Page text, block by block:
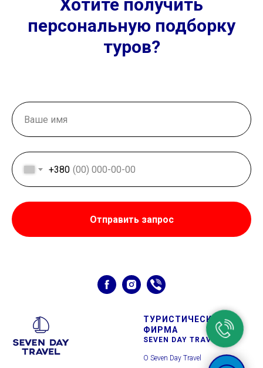
Хотите получить
персональную подборку
туров?
+380
Отправить запрос
ТУРИСТИЧЕСКАЯ
ФИРМА
SEVEN DAY TRAVEL⛵
О Seven Day Travel